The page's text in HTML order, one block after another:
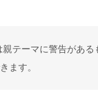
テーマに警告がある
ます。